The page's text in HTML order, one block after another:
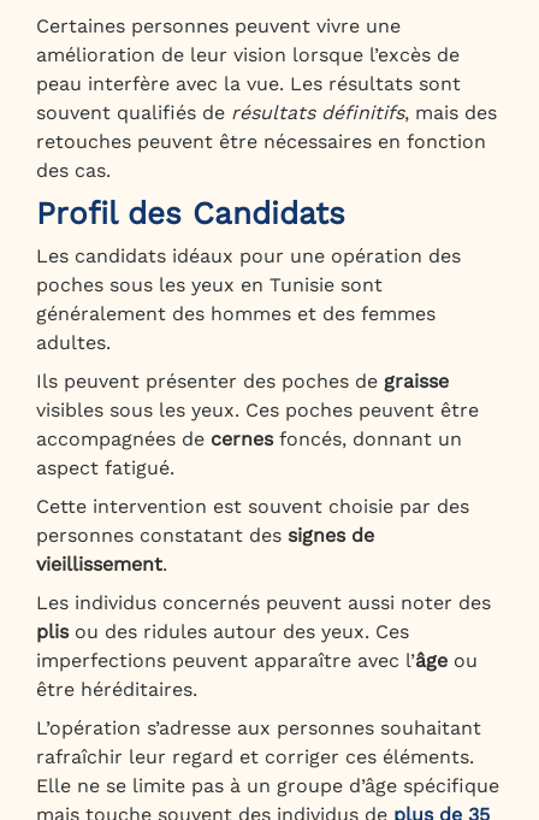
Certaines personnes peuvent vivre une
amélioration de leur vision lorsque l’excès de
peau interfère avec la vue. Les résultats sont
souvent qualifiés de résultats définitifs, mais des
retouches peuvent être nécessaires en fonction
des cas.
Profil des Candidats
Les candidats idéaux pour une opération des
poches sous les yeux en Tunisie sont
généralement des hommes et des femmes
adultes.
Ils peuvent présenter des poches de graisse
visibles sous les yeux. Ces poches peuvent être
accompagnées de cernesfoncés, donnant un
aspect fatigué.
Cette intervention est souvent choisie par des
personnes constatant des signes de
vieillissement.
Les individus concernés peuvent aussi noter des
plisou des ridules autour des yeux. Ces
imperfections peuvent apparaître avec l’âge ou
être héréditaires.
L’opération s’adresse aux personnes souhaitant
rafraîchir leur regard et corriger ces éléments.
Elle ne se limite pas à un groupe d’âge spécifique
mais touche souvent des individus de plus de 35